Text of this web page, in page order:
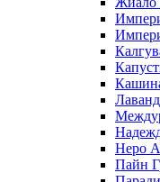
Неро
Пайн